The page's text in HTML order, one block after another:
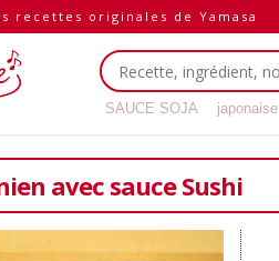
recettes originales de Yamasa
SAUCE SOJA japonaise
avec sauce Sushi